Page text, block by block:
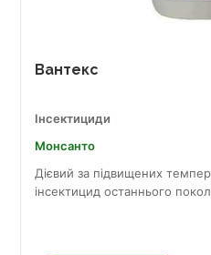
Вантекс
Інсектициди
Монсанто
Дієвий за підвищених
інсектицид останнього